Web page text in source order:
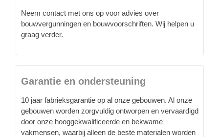
Neem contact met ons op voor advies over
bouwvergunningen en bouwvoorschriften. Wij helpen u
graag verder.
Garantie en ondersteuning
10 jaar fabrieksgarantie op al onze gebouwen. Al onze
gebouwen worden zorgvuldig ontworpen en vervaardigd
door onze hooggekwalificeerde en bekwame
vakmensen, waarbij alleen de beste materialen worden